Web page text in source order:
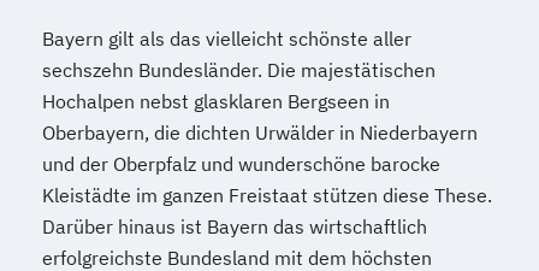
Bayern gilt als das vielleicht schönste aller
sechszehn Bundesländer. Die majestätischen
Hochalpen nebst glasklaren Bergseen in
Oberbayern, die dichten Urwälder in Niederbayern
und der Oberpfalz und wunderschöne barocke
Kleistädte im ganzen Freistaat stützen diese These.
Darüber hinaus ist Bayern das wirtschaftlich
erfolgreichste Bundesland mit dem höchsten